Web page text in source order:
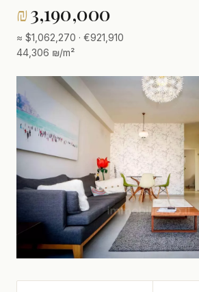
₪3,190,000
≈ $1,062,270 · €921,910
44,306 ₪/m²